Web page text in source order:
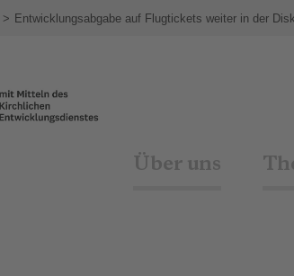
Entwicklungsabgabe auf Flugtickets weiter in der
Über uns